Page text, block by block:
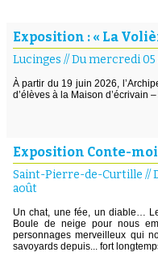
Exposition : « La
Lucinges //Du mercredi
À partir du 19 juin 2026,
d’élèves à la Maison d’écrivain
Exposition Conte-moi
Saint-Pierre-de-Curtille //
août
Un chat, une fée, un diable…
Boule de neige pour nous
personnages merveilleux qui
savoyards depuis... fort